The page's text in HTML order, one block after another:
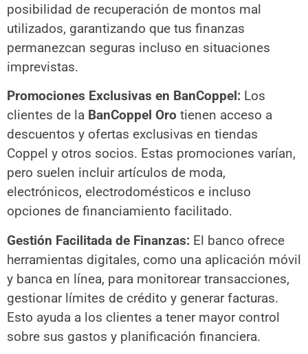
posibilidad de recuperación de montos mal
utilizados, garantizando que tus finanzas
permanezcan seguras incluso en situaciones
imprevistas.
Promociones Exclusivas en BanCoppel: Los
clientes de la BanCoppel Oro tienen acceso a
descuentos y ofertas exclusivas en tiendas
Coppel y otros socios. Estas promociones varían,
pero suelen incluir artículos de moda,
electrónicos, electrodomésticos e incluso
opciones de financiamiento facilitado.
Gestión Facilitada de Finanzas: El banco ofrece
herramientas digitales, como una aplicación móvil
y banca en línea, para monitorear transacciones,
gestionar límites de crédito y generar facturas.
Esto ayuda a los clientes a tener mayor control
sobre sus gastos y planificación financiera.